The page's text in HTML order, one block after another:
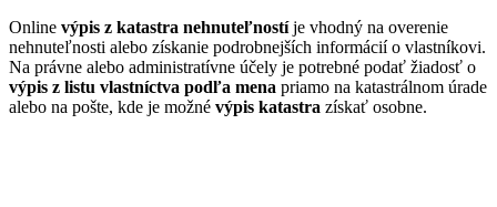
Online výpis z katastra nehnuteľnostíje vhodný na overenie
nehnuteľnosti alebo získanie podrobnejších informácií o vlastníkovi.
Na právne alebo administratívne účely je potrebné podať žiadosť o
výpis z listu vlastníctva podľa mena priamo na katastrálnom úrade
alebo na pošte, kde je možné výpis katastra získať osobne.